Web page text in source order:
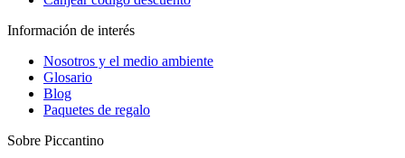
Información de interés
Nosotros y el medio ambiente
Glosario
Blog
Paquetes de regalo
Sobre Piccantino